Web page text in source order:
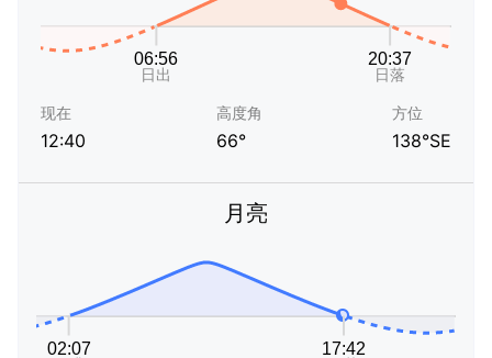
现在
12:40
高度角
66°
方位
138°SE
月亮